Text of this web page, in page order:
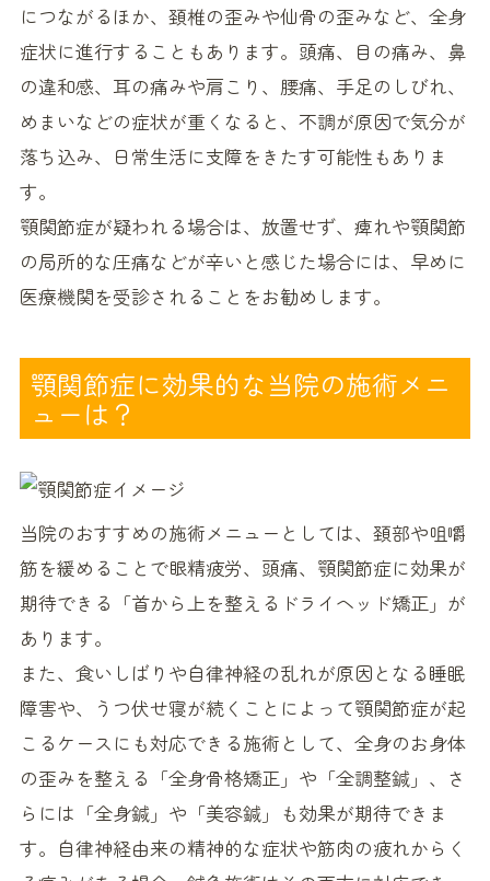
につながるほか、頚椎の歪みや仙骨の歪みなど、全身
症状に進行することもあります。頭痛、目の痛み、鼻
の違和感、耳の痛みや肩こり、腰痛、手足のしびれ、
めまいなどの症状が重くなると、不調が原因で気分が
落ち込み、日常生活に支障をきたす可能性もありま
す。
顎関節症が疑われる場合は、放置せず、痺れや顎関節
の局所的な圧痛などが辛いと感じた場合には、早めに
医療機関を受診されることをお勧めします。
顎関節症に効果的な当院の施術メニ
ューは？
当院のおすすめの施術メニューとしては、頚部や咀嚼
筋を緩めることで眼精疲労、頭痛、顎関節症に効果が
期待できる「首から上を整えるドライヘッド矯正」が
あります。
また、食いしばりや自律神経の乱れが原因となる睡眠
障害や、うつ伏せ寝が続くことによって顎関節症が起
こるケースにも対応できる施術として、全身のお身体
の歪みを整える「全身骨格矯正」や「全調整鍼」、さ
らには「全身鍼」や「美容鍼」も効果が期待できま
す。自律神経由来の精神的な症状や筋肉の疲れからく